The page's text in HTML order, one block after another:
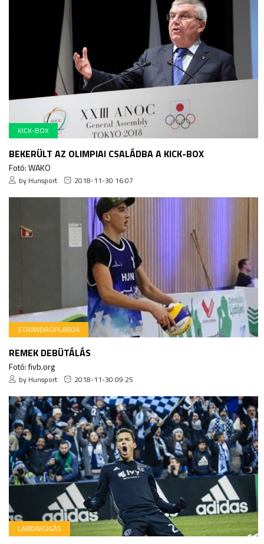
KICK-BOX
BEKERÜLT AZ OLIMPIAI CSALÁDBA A KICK-BOX
Fotó: WAKO
by Hunsport 2018-11-30 16:07
STRANDRÖPLABDA
REMEK DEBÜTÁLÁS
Fotó: fivb.org
by Hunsport 2018-11-30 09:25
LABDARÚGÁS